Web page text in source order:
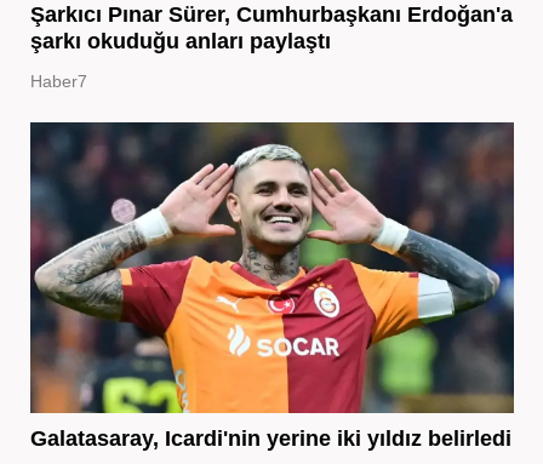
Şarkıcı Pınar Sürer, Cumhurbaşkanı Erdoğan'a
şarkı okuduğu anları paylaştı
Haber7
Galatasaray, Icardi'nin yerine iki yıldız belirledi